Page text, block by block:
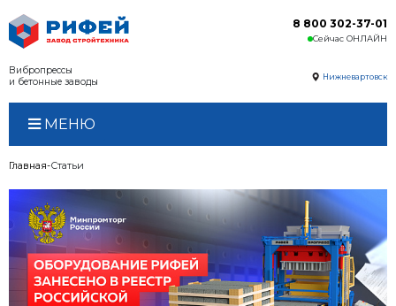
Вибропрессы
и бетонные заводы
МЕНЮ
Главная Статьи